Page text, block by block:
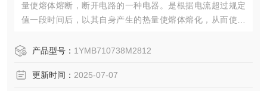
量使熔体熔断，断开电路的一种电器。是根据电流超过规定
值一段时间后，以其自身产生的热量使熔体熔化，从而使电
高低压配电系统和控制系统以及用电设备中，作为短路和过
产品型号： 1YMB710738M2812
更新时间： 2025-07-07